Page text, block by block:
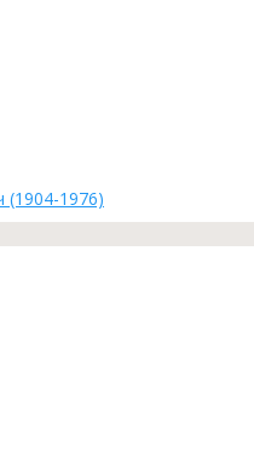
(1904-1976)